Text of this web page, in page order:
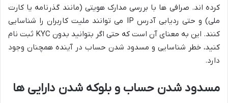
کرده اند. صرافی ها با بررسی مدارک هویتی (مانند گذرنامه یا کارت
ملی) و حتی ردیابی آدرس IP می توانند ملیت کاربران را شناسایی
کنند. این به معنای آن است که حتی اگر بتوانید بدون KYC ثبت نام
کنید، خطر شناسایی و مسدود شدن حساب در آینده همچنان وجود
دارد.
مسدود شدن حساب و بلوکه شدن دارایی ها